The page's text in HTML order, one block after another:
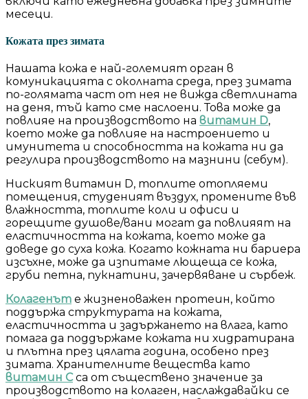
месеци.
Кожата през зимата
Нашата кожа е най-големият орган в
комуникацията с околната среда, през зимата
по-голямата част от нея не вижда светлината
на деня, тъй като сме наслоени. Това може да
повлияе на производството на витамин D,
което може да повлияе на настроението и
имунитета и способността на кожата ни да
регулира производството на мазнини (себум).
Ниският витамин D, топлите отопляеми
помещения, студеният въздух, промените във
влажността, топлите коли и офиси и
горещите душове/вани могат да повлияят на
еластичността на кожата, което може да
доведе до суха кожа. Когато кожната ни бариера
изсъхне, може да изпитаме лющеща се кожа,
груби петна, пукнатини, зачервяване и сърбеж.
Колагенът е жизненоважен протеин, който
поддържа структурата на кожата,
еластичността и задържането на влага, като
помага да поддържаме кожата ни хидратирана
и плътна през цялата година, особено през
зимата. Хранителните вещества като
витамин Сса от съществено значение за
производството на колаген, наслаждавайки се